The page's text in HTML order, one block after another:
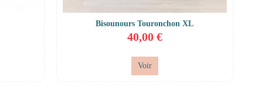
Bisounours Touronchon XL
40,00 €
Voir